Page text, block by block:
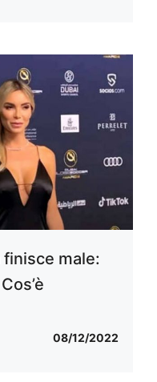
finisce male:
08/12/2022